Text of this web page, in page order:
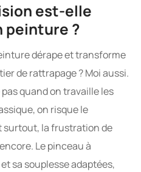
est-elle
peinture ?
dérape et transforme
de rattrapage ? Moi aussi.
quand on travaille les
on risque le
surtout, la frustration de
Le pinceau à
sa souplesse adaptées,